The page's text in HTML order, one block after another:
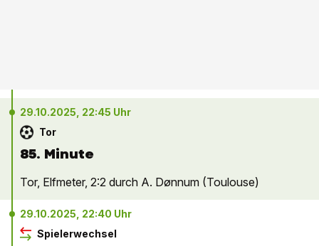
29.10.2025, 22:45 Uhr
Tor
85. Minute
Tor, Elfmeter, 2:2 durch A. Dønnum (Toulouse)
29.10.2025, 22:40 Uhr
Spielerwechsel